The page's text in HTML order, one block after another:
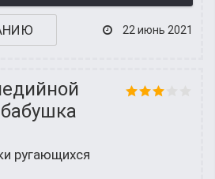
22 июнь 2021
ругающихся